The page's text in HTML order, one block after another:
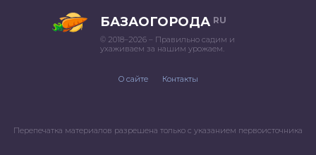
БАЗАОГОРОДА RU
© 2018–2026 – Правильно садим и
ухаживаем за нашим урожаем.
О сайте Контакты
Перепечатка материалов разрешена только с указанием первоисточника